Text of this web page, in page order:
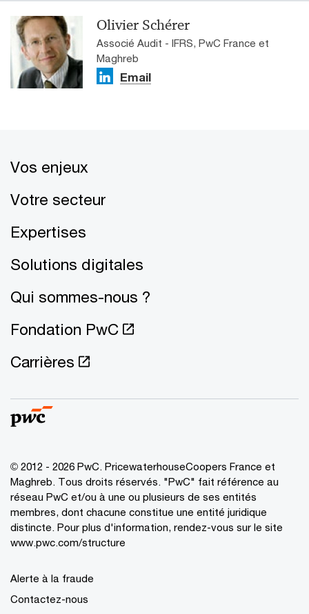
Olivier Schérer
Associé Audit - IFRS, PwC France et
Maghreb
Email
Vos enjeux
Votre secteur
Expertises
Solutions digitales
Qui sommes-nous ?
Fondation PwC
Carrières
© 2012 - 2026 PwC. PricewaterhouseCoopers France et
Maghreb. Tous droits réservés. "PwC" fait référence au
réseau PwC et/ou à une ou plusieurs de ses entités
membres, dont chacune constitue une entité juridique
distincte. Pour plus d'information, rendez-vous sur le site
www.pwc.com/structure
Alerte à la fraude
Contactez-nous